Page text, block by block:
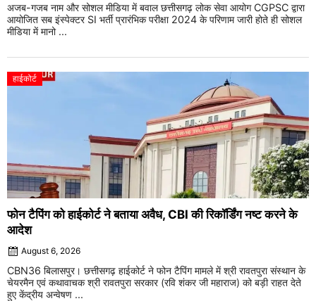
अजब-गजब नाम और सोशल मीडिया में बवाल छत्तीसगढ़ लोक सेवा आयोग CGPSC द्वारा
आयोजित सब इंस्पेक्टर SI भर्ती प्रारंभिक परीक्षा 2024 के परिणाम जारी होते ही सोशल
मीडिया में मानो ...
हाईकोर्ट
फोन टैपिंग को हाईकोर्ट ने बताया अवैध, CBI की रिकॉर्डिंग नष्ट करने के
आदेश
August 6, 2026
CBN36 बिलासपुर। छत्तीसगढ़ हाईकोर्ट ने फोन टैपिंग मामले में श्री रावतपुरा संस्थान के
चेयरमैन एवं कथावाचक श्री रावतपुरा सरकार (रवि शंकर जी महाराज) को बड़ी राहत देते
हुए केंद्रीय अन्वेषण ...